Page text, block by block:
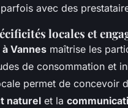
avec des
locales et
Vannes maîtrise les
de consommation et
permet de concevoir
naturel et la